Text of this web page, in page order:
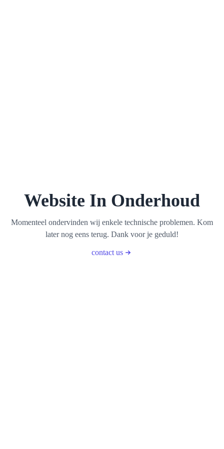
Website In Onderhoud
Momenteel ondervinden wij enkele technische problemen. Kom
later nog eens terug. Dank voor je geduld!
contact us